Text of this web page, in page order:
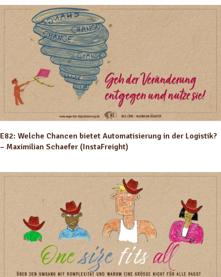
E82: Welche Chancen bietet Automatisierung in der Logistik?
– Maximilian Schaefer (InstaFreight)